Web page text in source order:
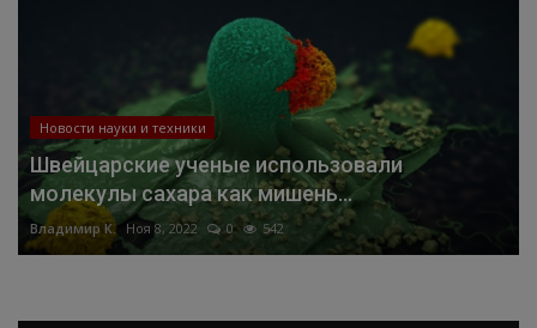
Новости науки и техники
Швейцарские ученые использовали
молекулы сахара как мишень...
Владимир К. Ноя 8, 2022 0 542